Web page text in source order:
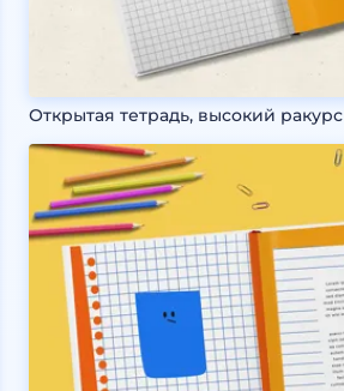
Открытая тетрадь, высокий ракурс